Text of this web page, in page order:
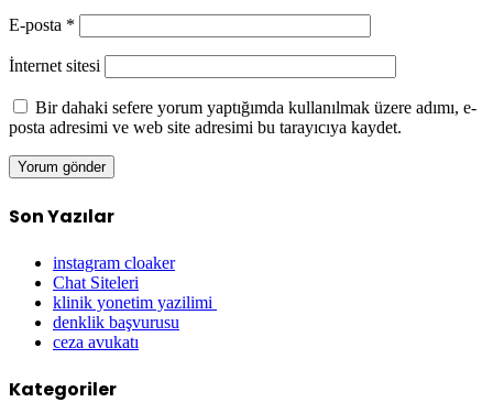
E-posta *
İnternet sitesi
Bir dahaki sefere yorum yaptığımda kullanılmak üzere adımı, e-
posta adresimi ve web site adresimi bu tarayıcıya kaydet.
Son Yazılar
instagram cloaker
Chat Siteleri
klinik yonetim yazilimi
denklik başvurusu
ceza avukatı
Kategoriler